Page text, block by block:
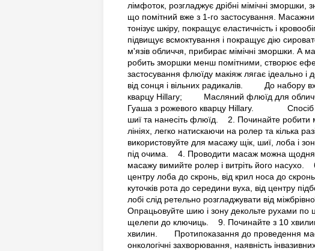
лімфоток, розгладжує дрібні мімічні
що помітний вже з 1-го застосування.
тонізує шкіру, покращує еластичність і
підвищує всмоктування і покращує дію
м'язів обличчя, прибирає мімічні зморшки. А
робить зморшки менш помітними, створює
застосування флюїду макіяж лягає ідеально
від сонця і вільних радикалів. До
кварцу Hillary; Масляний флюїд для
Гуаша з рожевого кварцу Hillary. Спосіб
шиї та нанесіть флюїд. 2. Починайте робити
лініях, легко натискаючи на ролер та кілька
використовуйте для масажу щік, шиї, лоба і
під очима. 4. Проводити масаж можна щодня
масажу вимийте ролер і витріть його насухо.
центру лоба до скронь, від крил носа до
куточків рота до середини вуха, від центру
лобі слід ретельно розгладжувати від
Опрацьовуйте шию і зону декольте рухами по
щелепи до ключиць. 9. Починайте з 10
хвилин. Протипоказання до проведення
онкологічні захворювання, наявність